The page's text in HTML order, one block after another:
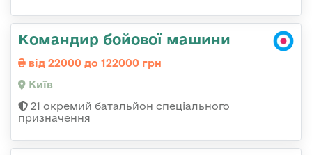
Командир бойової машини
від 22000 до 122000 грн
Київ
21 окремий батальйон спеціального
призначення